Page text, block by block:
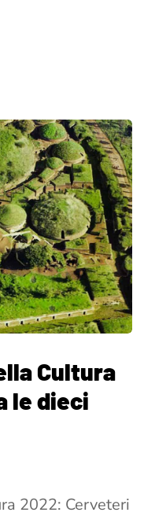
Cultura
le dieci
2022: Cerveteri